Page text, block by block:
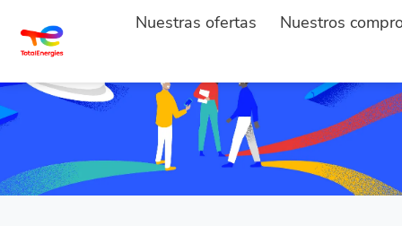
Nuestras ofertas Nuestros